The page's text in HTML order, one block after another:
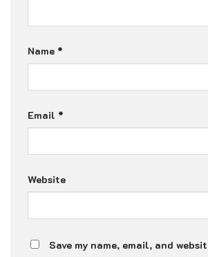
Name *
Email *
Website
Save my name, email, and